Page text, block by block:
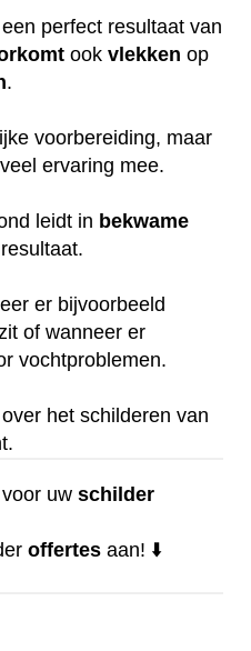
perfect resultaat van
ook vlekken op
.
voorbereiding, maar
ervaring mee.
leidt in bekwame
er bijvoorbeeld
of wanneer er
vochtproblemen.
het schilderen van
voor uw schilder
offertes aan! ⬇️